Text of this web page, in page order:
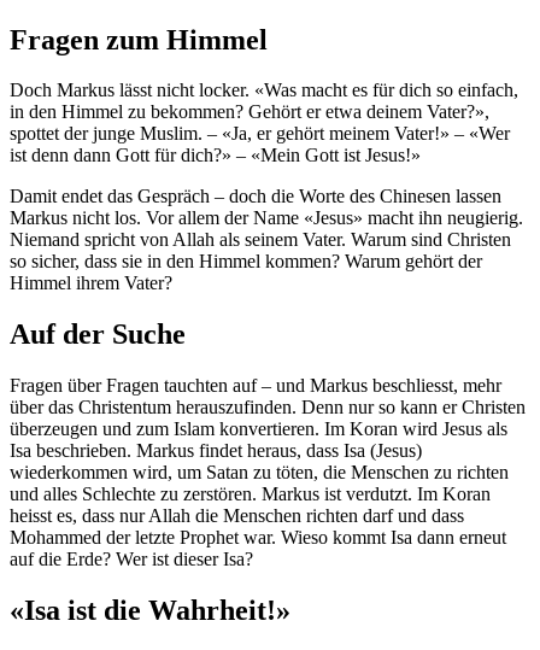
Fragen zum Himmel
Doch Markus lässt nicht locker. «Was macht es für dich so einfach,
in den Himmel zu bekommen? Gehört er etwa deinem Vater?»,
spottet der junge Muslim. – «Ja, er gehört meinem Vater!» – «Wer
ist denn dann Gott für dich?» – «Mein Gott ist Jesus!»
Damit endet das Gespräch – doch die Worte des Chinesen lassen
Markus nicht los. Vor allem der Name «Jesus» macht ihn neugierig.
Niemand spricht von Allah als seinem Vater. Warum sind Christen
so sicher, dass sie in den Himmel kommen? Warum gehört der
Himmel ihrem Vater?
Auf der Suche
Fragen über Fragen tauchten auf – und Markus beschliesst, mehr
über das Christentum herauszufinden. Denn nur so kann er Christen
überzeugen und zum Islam konvertieren. Im Koran wird Jesus als
Isa beschrieben. Markus findet heraus, dass Isa (Jesus)
wiederkommen wird, um Satan zu töten, die Menschen zu richten
und alles Schlechte zu zerstören. Markus ist verdutzt. Im Koran
heisst es, dass nur Allah die Menschen richten darf und dass
Mohammed der letzte Prophet war. Wieso kommt Isa dann erneut
auf die Erde? Wer ist dieser Isa?
«Isa ist die Wahrheit!»